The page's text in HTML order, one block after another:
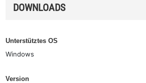
DOWNLOADS
Unterstütztes OS
Windows
Version